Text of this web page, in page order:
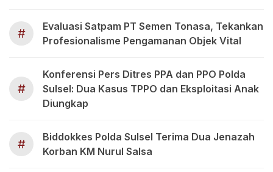
#
Evaluasi Satpam PT Semen Tonasa, Tekankan
Profesionalisme Pengamanan Objek Vital
#
Konferensi Pers Ditres PPA dan PPO Polda
Sulsel: Dua Kasus TPPO dan Eksploitasi Anak
Diungkap
#
Biddokkes Polda Sulsel Terima Dua Jenazah
Korban KM Nurul Salsa